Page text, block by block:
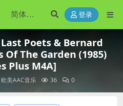
登录
Poets & Bernard
The Garden (1985)
Plus M4A]
欧美AAC音乐 36 0